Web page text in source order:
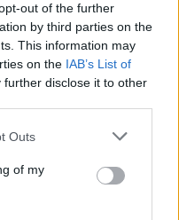
out of the further
by third parties on the
This information may
on the IAB’s List of
further disclose it to other
Outs
of my